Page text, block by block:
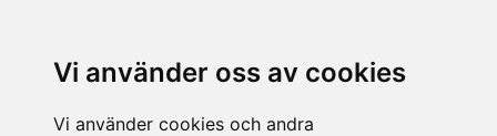
Vi använder oss av cookies
Vi använder cookies och andra